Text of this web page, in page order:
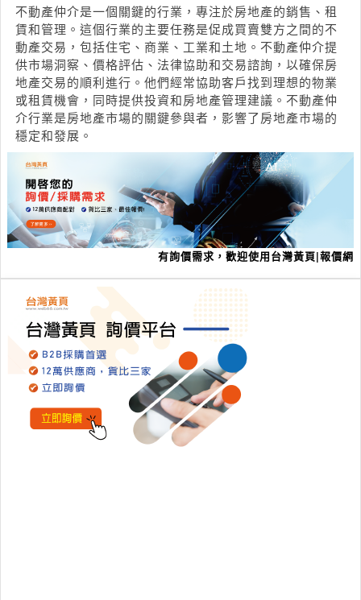
不動產仲介是一個關鍵的行業，專注於房地產的銷售、租
賃和管理。這個行業的主要任務是促成買賣雙方之間的不
動產交易，包括住宅、商業、工業和土地。不動產仲介提
供市場洞察、價格評估、法律協助和交易諮詢，以確保房
地產交易的順利進行。他們經常協助客戶找到理想的物業
或租賃機會，同時提供投資和房地產管理建議。不動產仲
介行業是房地產市場的關鍵參與者，影響了房地產市場的
穩定和發展。
有詢價需求，歡迎使用台灣黃頁|報價網